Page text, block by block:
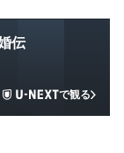
伝
で観る